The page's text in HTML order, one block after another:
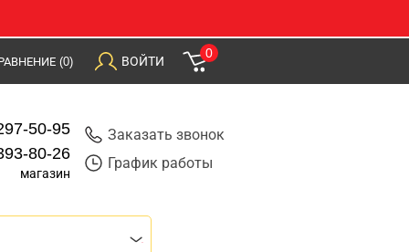
(0) ВОЙТИ
0
50-95
80-26
магазин
Заказать звонок
График работы